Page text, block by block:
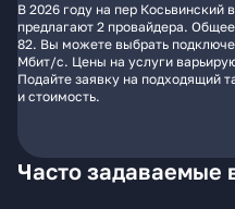
В 2026 году на пер Косьвинский
предлагают 2 провайдера.
82. Вы можете выбрать
Мбит/с. Цены на услуги
Подайте заявку на подходящий
и стоимость.
Часто задаваемые